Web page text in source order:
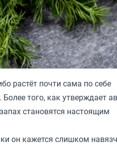
растёт почти сама по себе
того, как утверждает
становятся настоящим
он кажется слишком